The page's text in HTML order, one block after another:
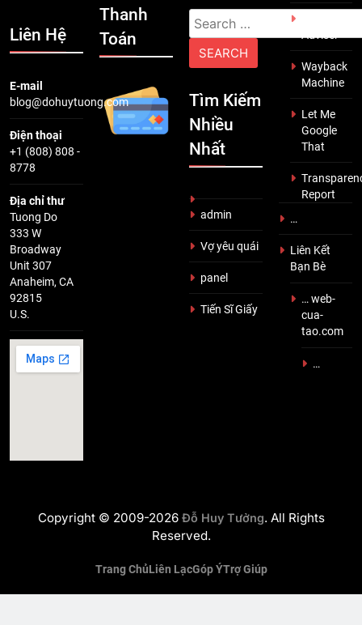
Liên Hệ
E-mail
blog@dohuytuong.com
Điện thoại
+1 (808) 808 -
8778
Địa chỉ thư
Tuong Do
333 W
Broadway
Unit 307
Anaheim, CA
92815
U.S.
Thanh
Toán
Search
for:
Tìm Kiếm
Nhiều
Nhất
admin
Vợ yêu quái
panel
Tiến Sĩ Giấy
Adviser
Wayback
Machine
Let Me
Google
That
Report
…
Liên Kết
Bạn Bè
… web-
cua-
tao.com
…
Copyright © 2009-2026 Đỗ Huy Tưởng. All Rights
Reserved.
Trang ChủLiên LạcGóp ÝTrợ Giúp